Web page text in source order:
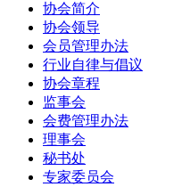
协会简介
协会领导
会员管理办法
行业自律与倡议
协会章程
监事会
会费管理办法
理事会
秘书处
专家委员会